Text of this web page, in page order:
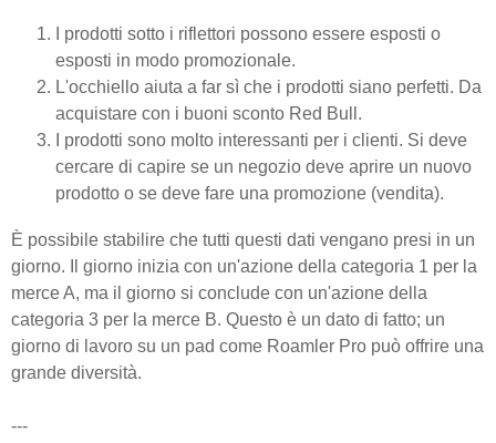
I prodotti sotto i riflettori possono essere esposti o
esposti in modo promozionale.
L'occhiello aiuta a far sì che i prodotti siano perfetti. Da
acquistare con i buoni sconto Red Bull.
I prodotti sono molto interessanti per i clienti. Si deve
cercare di capire se un negozio deve aprire un nuovo
prodotto o se deve fare una promozione (vendita).
È possibile stabilire che tutti questi dati vengano presi in un
giorno. Il giorno inizia con un'azione della categoria 1 per la
merce A, ma il giorno si conclude con un'azione della
categoria 3 per la merce B. Questo è un dato di fatto; un
giorno di lavoro su un pad come Roamler Pro può offrire una
grande diversità.
---